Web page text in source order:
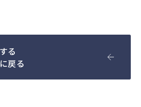
る
戻る